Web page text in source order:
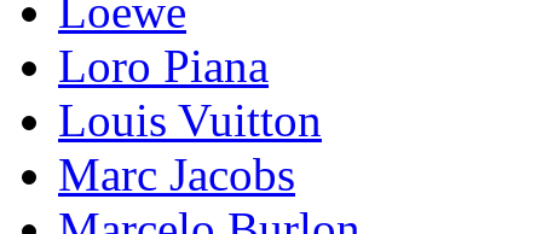
Loewe
Loro Piana
Lоuis Vuittоn
Marc Jacobs